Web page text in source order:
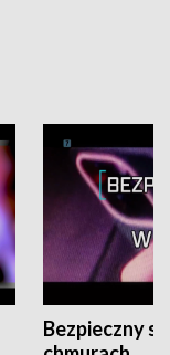
Bezpieczny